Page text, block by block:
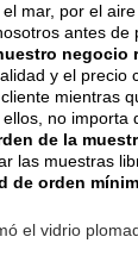
mar, por el
antes de
negocio
y el precio
mientras
no importa
de la
las muestras
de orden
el vidrio